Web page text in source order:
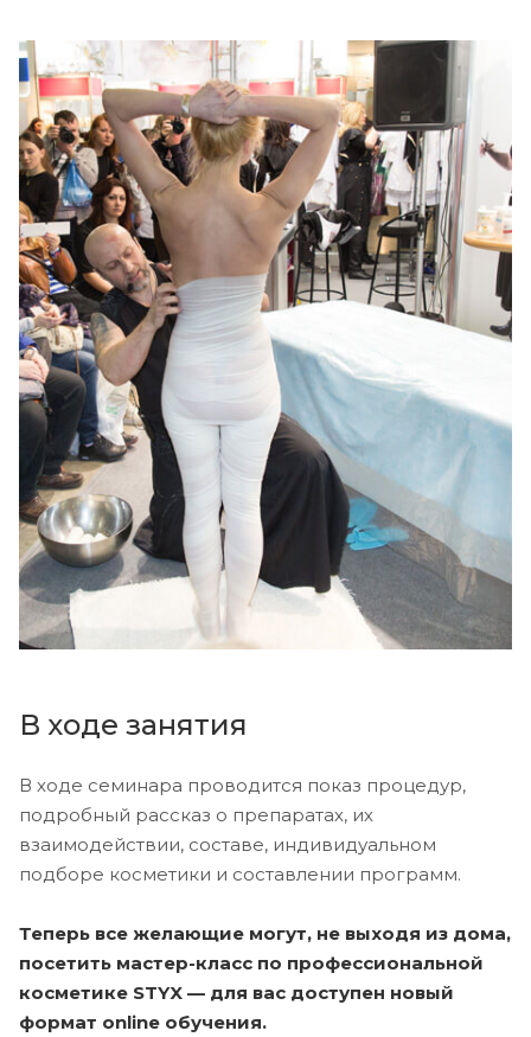
В ходе занятия
В ходе семинара проводится показ процедур,
подробный рассказ о препаратах, их
взаимодействии, составе, индивидуальном
подборе косметики и составлении программ.
Теперь все желающие могут, не выходя из дома,
посетить мастер-класс по профессиональной
косметике STYX — для вас доступен новый
формат online обучения.